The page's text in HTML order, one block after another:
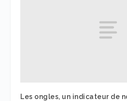
Les ongles, un indicateur de